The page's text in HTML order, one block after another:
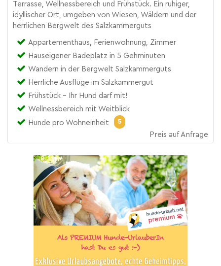
Terrasse, Wellnessbereich und Frühstück. Ein ruhiger,
idyllischer Ort, umgeben von Wiesen, Wäldern und der
herrlichen Bergwelt des Salzkammerguts
Appartementhaus, Ferienwohnung, Zimmer
Hauseigener Badeplatz in 5 Gehminuten
Wandern in der Bergwelt Salzkammerguts
Herrliche Ausflüge im Salzkammergut
Frühstück - Ihr Hund darf mit!
Wellnessbereich mit Weitblick
Hunde pro Wohneinheit
5
Preis auf Anfrage